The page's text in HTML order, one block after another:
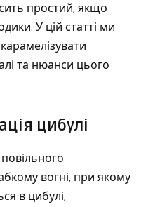
простий, якщо
У цій статті ми
та нюанси цього
цибулі
вогні, при якому
в цибулі,